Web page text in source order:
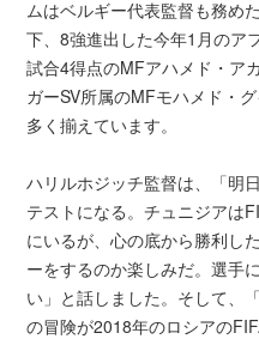
ムはベルギー代表監督も務め
下、8強進出した今年1月のア
試合4得点のMFアハメド・ア
ガーSV所属のMFモハメド・
多く揃えています。
ハリルホジッチ監督は、「明
テストになる。チュニジアは
にいるが、心の底から勝利し
ーをするのか楽しみだ。選手
い」と話しました。そして、
の冒険が2018年のロシアの